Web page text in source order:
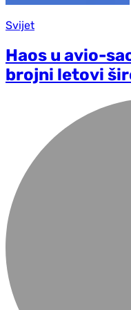
Svijet
Haos u avio-
brojni letovi